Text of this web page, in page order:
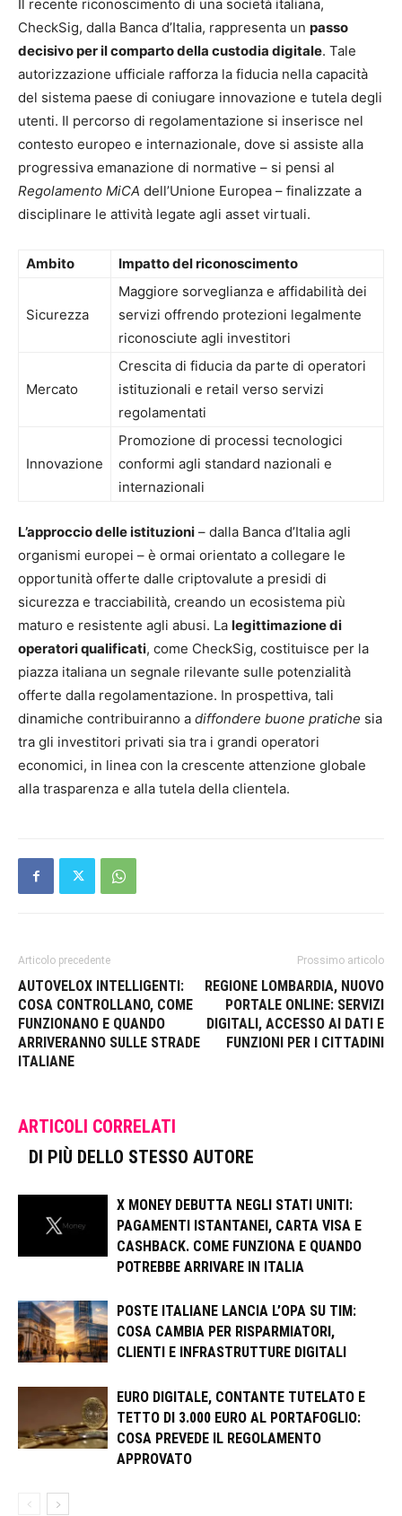
Il recente riconoscimento di una società italiana,
CheckSig, dalla Banca d’Italia, rappresenta un passo
decisivo per il comparto della custodia digitale. Tale
autorizzazione ufficiale rafforza la fiducia nella capacità
del sistema paese di coniugare innovazione e tutela degli
utenti. Il percorso di regolamentazione si inserisce nel
contesto europeo e internazionale, dove si assiste alla
progressiva emanazione di normative – si pensi al
Regolamento MiCA dell’Unione Europea – finalizzate a
disciplinare le attività legate agli asset virtuali.
Ambito Impatto del riconoscimento
Sicurezza
Maggiore sorveglianza e affidabilità dei
servizi offrendo protezioni legalmente
riconosciute agli investitori
Mercato
Crescita di fiducia da parte di operatori
istituzionali e retail verso servizi
regolamentati
Innovazione
Promozione di processi tecnologici
conformi agli standard nazionali e
internazionali
L’approccio delle istituzioni – dalla Banca d’Italia agli
organismi europei – è ormai orientato a collegare le
opportunità offerte dalle criptovalute a presidi di
sicurezza e tracciabilità, creando un ecosistema più
maturo e resistente agli abusi. La legittimazione di
operatori qualificati, come CheckSig, costituisce per la
piazza italiana un segnale rilevante sulle potenzialità
offerte dalla regolamentazione. In prospettiva, tali
dinamiche contribuiranno a diffondere buone pratiche sia
tra gli investitori privati sia tra i grandi operatori
economici, in linea con la crescente attenzione globale
alla trasparenza e alla tutela della clientela.
Articolo precedente
AUTOVELOX INTELLIGENTI:
COSA CONTROLLANO, COME
FUNZIONANO E QUANDO
ARRIVERANNO SULLE STRADE
ITALIANE
Prossimo articolo
REGIONE LOMBARDIA, NUOVO
PORTALE ONLINE: SERVIZI
DIGITALI, ACCESSO AI DATI E
FUNZIONI PER I CITTADINI
ARTICOLI CORRELATI
DI PIÙ DELLO STESSO AUTORE
X MONEY DEBUTTA NEGLI STATI UNITI:
PAGAMENTI ISTANTANEI, CARTA VISA E
CASHBACK. COME FUNZIONA E QUANDO
POTREBBE ARRIVARE IN ITALIA
POSTE ITALIANE LANCIA L’OPA SU TIM:
COSA CAMBIA PER RISPARMIATORI,
CLIENTI E INFRASTRUTTURE DIGITALI
EURO DIGITALE, CONTANTE TUTELATO E
TETTO DI 3.000 EURO AL PORTAFOGLIO:
COSA PREVEDE IL REGOLAMENTO
APPROVATO